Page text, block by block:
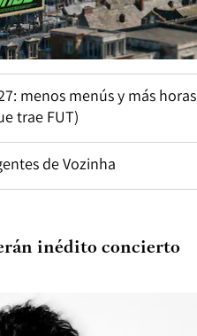
menos menús y más horas
trae FUT)
de Vozinha
inédito concierto